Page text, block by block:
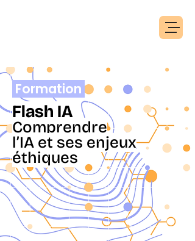
Formation
Flash IA
Comprendre
l’IA et ses enjeux
éthiques